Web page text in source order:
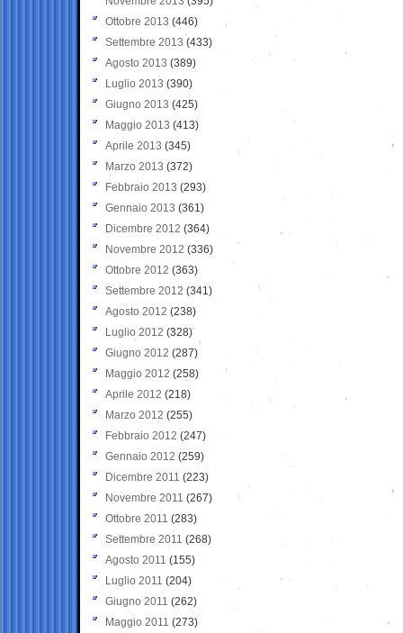
Ottobre 2013 (446)
Settembre 2013 (433)
Agosto 2013 (389)
Luglio 2013 (390)
Giugno 2013 (425)
Maggio 2013 (413)
Aprile 2013 (345)
Marzo 2013 (372)
Febbraio 2013 (293)
Gennaio 2013 (361)
Dicembre 2012 (364)
Novembre 2012 (336)
Ottobre 2012 (363)
Settembre 2012 (341)
Agosto 2012 (238)
Luglio 2012 (328)
Giugno 2012 (287)
Maggio 2012 (258)
Aprile 2012 (218)
Marzo 2012 (255)
Febbraio 2012 (247)
Gennaio 2012 (259)
Dicembre 2011 (223)
Novembre 2011 (267)
Ottobre 2011 (283)
Settembre 2011 (268)
Agosto 2011 (155)
Luglio 2011 (204)
Giugno 2011 (262)
Maggio 2011 (273)